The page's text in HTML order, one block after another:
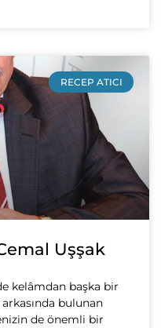
RECEP ATICI
Uşşak
kelâmdan başka bir
bulunan
de önemli bir